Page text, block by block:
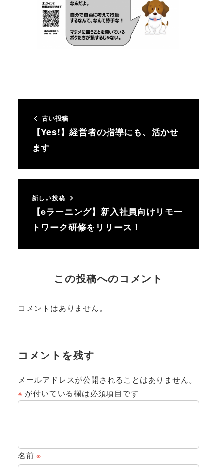
古い投稿
【Yes!】経営者の指導にも、活かせ
ます
新しい投稿
【eラーニング】新入社員向けリモー
トワーク研修をリリース！
この投稿へのコメント
コメントはありません。
コメントを残す
メールアドレスが公開されることはありません。
※ が付いている欄は必須項目です
名前※